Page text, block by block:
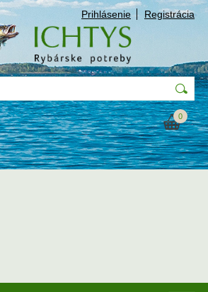
Prihlásenie Registrácia
0